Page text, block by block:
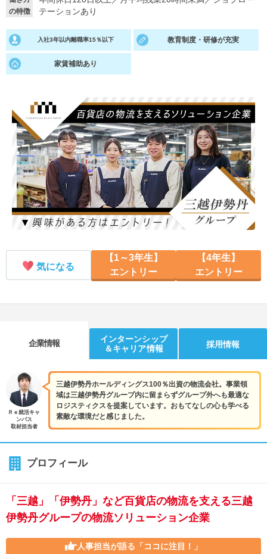
就活支援 就活コラム
あなたに合う仕事を診断！
就活時事ニュースを更新 不明点があればこちら
の特徴
テーションあり
入社3年以内離職率15％以下 教育制度・研修が充実
家賃補助あり
気になる
【1～3年生】
エントリー
【4年生】
エントリー
企業情報
インターンシップ
＆キャリア情報
採用情報
三越伊勢丹ホールディングス100％出資の物流会社。事業領
域は三越伊勢丹グループ内に留まらずグループ外へも最適な
ロジスティクスを提案しています。おもてなしの心も学べる
素敵な環境だと感じました。
Ｒｅ就活キャ
ンパス
取材担当者
プロフィール
「三越」「伊勢丹」など百貨店の物流を支える三越
伊勢丹グループの物流ソリューション企業
人事担当が語る 「ココに注目！」